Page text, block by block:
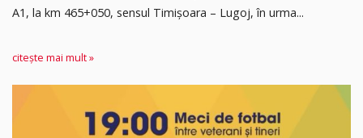
A1, la km 465+050, sensul Timişoara – Lugoj, în urma...
citește mai mult »